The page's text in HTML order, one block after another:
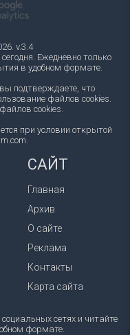
v.3.4
Ежедневно только
в удобном формате.
подтверждаете, что
файлов cookies.
cookies.
при условии открытой
САЙТ
Главная
Архив
О сайте
Реклама
Контакты
Карта сайта
сетях и читайте
формате.